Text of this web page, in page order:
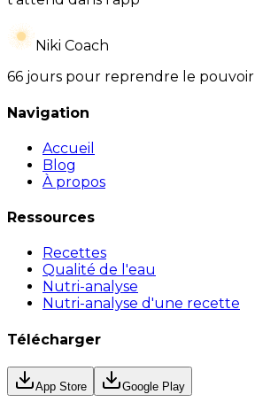
Niki Coach
66 jours pour reprendre le pouvoir
Navigation
Accueil
Blog
À propos
Ressources
Recettes
Qualité de l'eau
Nutri-analyse
Nutri-analyse d'une recette
Télécharger
App Store Google Play